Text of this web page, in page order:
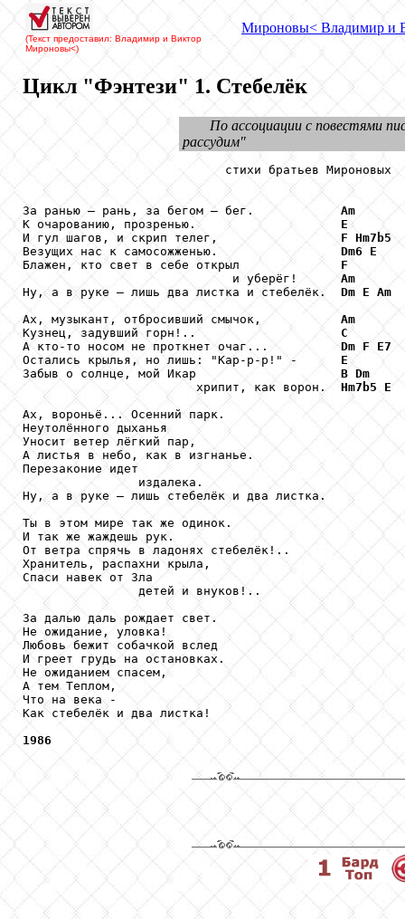
(Текст предоставил: Владимир и Виктор
Мироновы<)
Мироновы< Владимир и
Цикл "Фэнтези" 1. Стебелёк
По ассоциации с повестями
рассудим"
                            стихи братьев Мироновых
За ранью – рань, за бегом – бег. Am
К очарованию, прозренью. E
И гул шагов, и скрип телег, F Hm7b5
Везущих нас к самосожженью. Dm6
E
Блажен, кто свет в себе открыл F
                             и уберёг!
Am
Ну, а в руке – лишь два листка и стебелёк. Dm E Am
Ах, музыкант, отбросивший смычок, Am
Кузнец, задувший горн!.. C
А кто-то носом не проткнет очаг... Dm F E7
Остались крылья, но лишь: "Кар-р-р!" - E
Забыв о солнце, мой Икар B Dm
                        хрипит, как ворон.
Hm7b5
E
Ах, вороньё... Осенний парк.
Неутолённого дыханья
Уносит ветер лёгкий пар,
А листья в небо, как в изгнанье.
Перезаконие идет
                издалека.
Ну, а в руке – лишь стебелёк и два листка.
Ты в этом мире так же одинок.
И так же жаждешь рук.
От ветра спрячь в ладонях стебелёк!..
Хранитель, распахни крыла,
Спаси навек от Зла
                детей и внуков!..
За далью даль рождает свет.
Не ожидание, уловка!
Любовь бежит собачкой вслед
И греет грудь на остановках.
Не ожиданием спасем,
А тем Теплом,
Что на века -
Как стебелёк и два листка!
1986